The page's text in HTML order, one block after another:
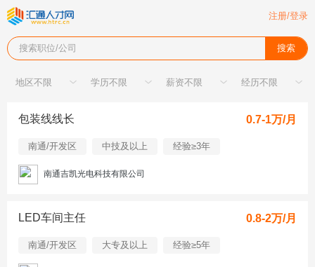
注册/登录
搜索职位/公司 搜索
包装线线长 0.7-1万/月
南通/开发区 中技及以上 经验≥3年
南通吉凯光电科技有限公司
LED车间主任 0.8-2万/月
南通/开发区 大专及以上 经验≥5年